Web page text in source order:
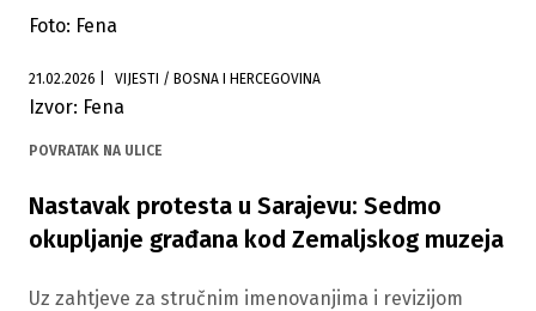
Foto: Fena
21.02.2026 VIJESTI / BOSNA I HERCEGOVINA
Izvor: Fena
POVRATAK NA ULICE
Nastavak protesta u Sarajevu: Sedmo
okupljanje građana kod Zemaljskog muzeja
Uz zahtjeve za stručnim imenovanjima i revizijom